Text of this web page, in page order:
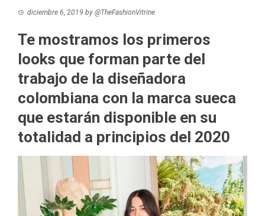
diciembre 6, 2019 by @TheFashionVitrine
Te mostramos los primeros
looks que forman parte del
trabajo de la diseñadora
colombiana con la marca sueca
que estarán disponible en su
totalidad a principios del 2020